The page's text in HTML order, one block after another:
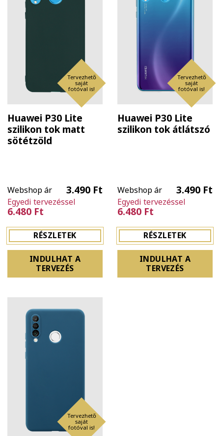
Tervezhető
saját
fotóval is!
Huawei P30 Lite
szilikon tok matt
sötétzöld
Webshop ár 3.490 Ft
Egyedi tervezéssel
6.480 Ft
RÉSZLETEK
INDULHAT A
TERVEZÉS
Tervezhető
saját
fotóval is!
Huawei P30 Lite
szilikon tok átlátszó
Webshop ár 3.490 Ft
Egyedi tervezéssel
6.480 Ft
RÉSZLETEK
INDULHAT A
TERVEZÉS
Tervezhető
saját
fotóval is!